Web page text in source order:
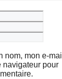
mail
web
nom, mon e-mail
navigateur pour